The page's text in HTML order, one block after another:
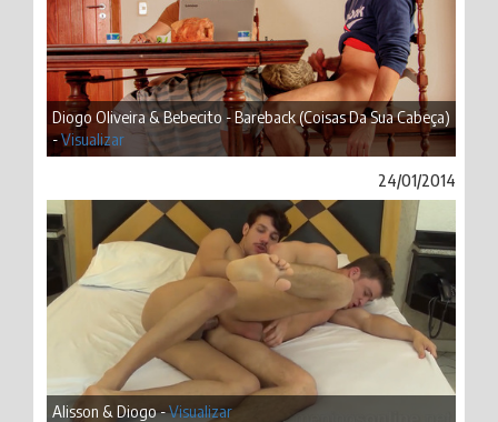
Diogo Oliveira & Bebecito - Bareback (Coisas Da Sua Cabeça)
-Visualizar
24/01/2014
Alisson & Diogo -Visualizar